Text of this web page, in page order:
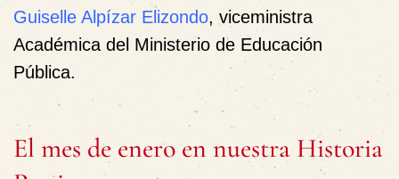
Guiselle Alpízar Elizondo, viceministra
Académica del Ministerio de Educación
Pública.
El mes de enero en nuestra Historia